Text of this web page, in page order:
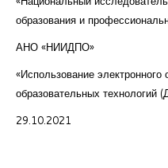
образования и
АНО «НИИДПО»
«Использование
образовательных технологий
29.10.2021